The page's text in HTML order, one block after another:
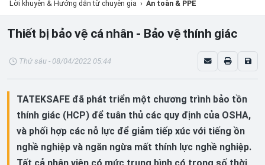
Lời khuyên & Hướng dẫn từ chuyên gia › An toàn & PPE
Thiết bị bảo vệ cá nhân - Bảo vệ thính giác
Thứ sáu - 08/04/2022 05:44
TATEKSAFE đã phát triển một chương trình bảo tồn
thính giác (HCP) để tuân thủ các quy định của OSHA,
và phối hợp các nỗ lực để giảm tiếp xúc với tiếng ồn
nghề nghiệp và ngăn ngừa mất thính lực nghề nghiệp.